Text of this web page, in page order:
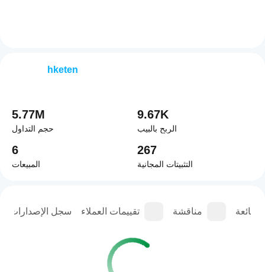
سجل الإصدارات تقييمات العملاء مناقشة
hketen
5.77M
حجم التداول
9.67K
الربح بالبيب
6
المبيعات
267
التثبيتات المجانية